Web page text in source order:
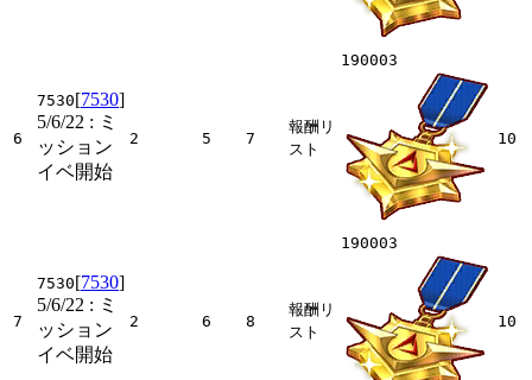
6
7530[7530]
5/6/22 : ミ
ッション
イベ開始
2 5 7
報酬リ
スト
190003
10
7
7530[7530]
5/6/22 : ミ
ッション
イベ開始
2 6 8
報酬リ
スト
190003
10